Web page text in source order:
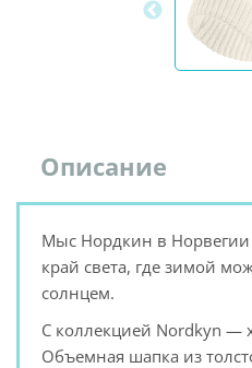
Описание
Мыс Нордкин в Норвегии
край света, где зимой
солнцем.
С коллекцией Nordkyn —
Объемная шапка из